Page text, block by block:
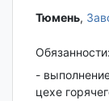
Тюмень‎,
Обязанности:
-
цехе